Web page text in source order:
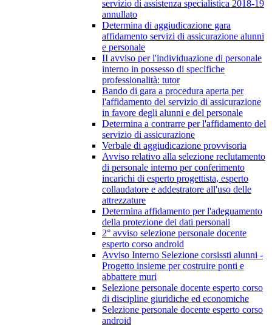
servizio di assistenza specialistica 2018-19
annullato
Determina di aggiudicazione gara
affidamento servizi di assicurazione alunni
e personale
II avviso per l'individuazione di personale
interno in possesso di specifiche
professionalità: tutor
Bando di gara a procedura aperta per
l'affidamento del servizio di assicurazione
in favore degli alunni e del personale
Determina a contrarre per l'affidamento del
servizio di assicurazione
Verbale di aggiudicazione provvisoria
Avviso relativo alla selezione reclutamento
di personale interno per conferimento
incarichi di esperto progettista, esperto
collaudatore e addestratore all'uso delle
attrezzature
Determina affidamento per l'adeguamento
della protezione dei dati personali
2° avviso selezione personale docente
esperto corso android
Avviso Interno Selezione corsissti alunni -
Progetto insieme per costruire ponti e
abbattere muri
Selezione personale docente esperto corso
di discipline giuridiche ed economiche
Selezione personale docente esperto corso
android